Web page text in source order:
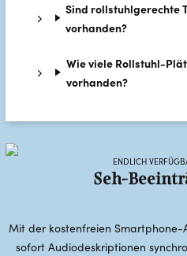
Sind rollstuhlgerechte
vorhanden?
Wie viele Rollstuhl-
vorhanden?
ENDLICH
Seh-
Mit der kostenfreien Smartphone-
sofort Audiodeskriptionen